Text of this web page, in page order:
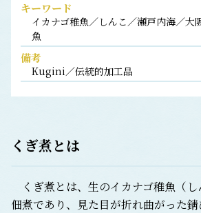
キーワード
イカナゴ稚魚／しんこ／瀬戸内海／大
魚
備考
Kugini／伝統的加工品
くぎ煮とは
くぎ煮とは、生のイカナゴ稚魚（
佃煮であり、見た目が折れ曲がった